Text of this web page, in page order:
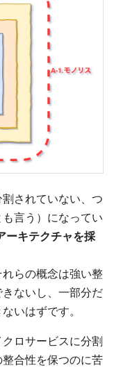
されていない、つ
言う）になってい
ーキテクチャを採
れらの概念は強い整
ないし、一部分だ
いはずです。
ロサービスに分割
合性を保つのに苦